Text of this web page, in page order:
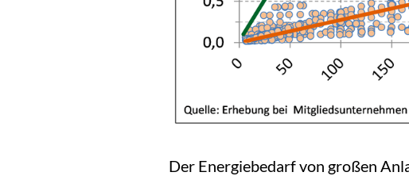
Der Energiebedarf von großen